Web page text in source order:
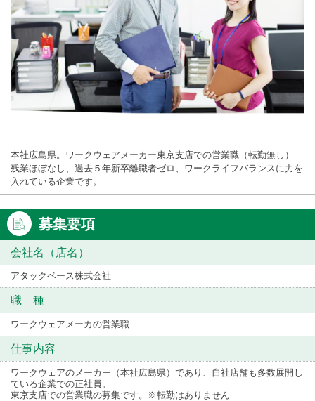
本社広島県。ワークウェアメーカー東京支店での営業職（転勤無し）
残業ほぼなし、過去５年新卒離職者ゼロ、ワークライフバランスに力を
入れている企業です。
募集要項
会社名（店名）
アタックベース株式会社
職 種
ワークウェアメーカの営業職
仕事内容
ワークウェアのメーカー（本社広島県）であり、自社店舗も多数展開し
ている企業での正社員。
東京支店での営業職の募集です。※転勤はありません